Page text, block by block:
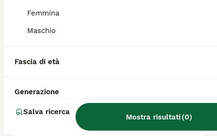
Femmina
Maschio
Fascia di età
Generazione
Salva ricerca
Mostra risultati(0)
Come riconoscere un breton
cucciolo di breton per la
caccia?